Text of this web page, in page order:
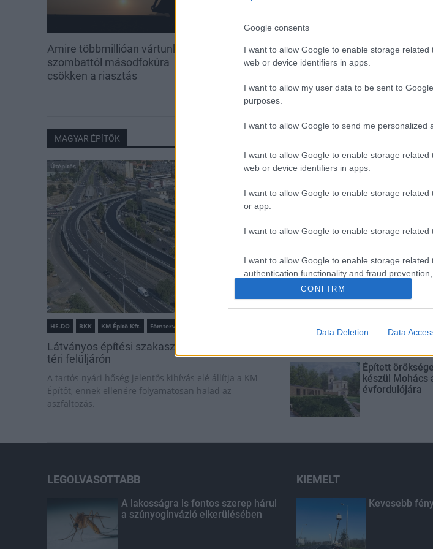
Google consents
I want to allow Google to enable storage
web or device identifiers in apps.
I want to allow my user data to be sent to
purposes.
I want to allow Google to send me personalized
I want to allow Google to enable storage related
web or device identifiers in apps.
I want to allow Google to enable storage
or app.
I want to allow Google to enable storage related
I want to allow Google to enable storage related
authentication functionality and fraud
CONFIRM
Data Deletion Data
Amire többmillióan vártunk:
szombattól másodfokúra
csökken a riasztás
Kevesebb fényt!
MAGYAR ÉPÍTŐK
Útépítés
HE-DO BKK KM Építő Kft. Főmterv Mérnöki Tervező Zrt.
Látványos építési szakasz indult be a Flórián
téri felüljárón
A tartós nyári hőség jelentős kihívás elé állítja a KM
Építőt, ennek ellenére folyamatosan halad az
aszfaltozás.
Paks II.: Mit
árnyékában?
Elkészült a
és
Látlelet a hazai
Egyetlen, fél
Épített
készül Mohács
évfordulójára
LEGOLVASOTTABB
A lakosságra is fontos szerep hárul
a szúnyoginvázió elkerülésében
KIEMELT
Kevesebb